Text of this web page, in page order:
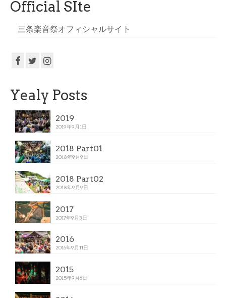
Official SIte
三条楽音祭オフィシャルサイト
Yealy Posts
2019
2019年9月1日
2018 Part01
2018年9月9日
2018 Part02
2018年9月9日
2017
2017年9月3日
2016
2016年9月11日
2015
2015年9月6日